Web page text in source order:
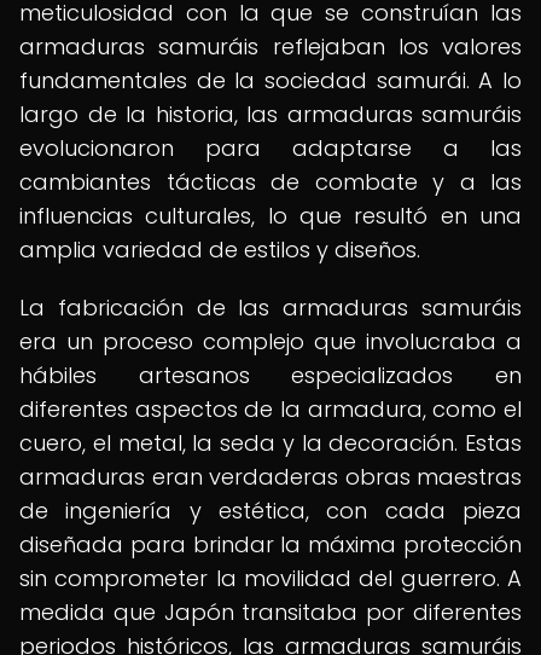
meticulosidad con la que se construían las
armaduras samuráis reflejaban los valores
fundamentales de la sociedad samurái. A lo
largo de la historia, las armaduras samuráis
evolucionaron para adaptarse a las
cambiantes tácticas de combate y a las
influencias culturales, lo que resultó en una
amplia variedad de estilos y diseños.
La fabricación de las armaduras samuráis
era un proceso complejo que involucraba a
hábiles artesanos especializados en
diferentes aspectos de la armadura, como el
cuero, el metal, la seda y la decoración. Estas
armaduras eran verdaderas obras maestras
de ingeniería y estética, con cada pieza
diseñada para brindar la máxima protección
sin comprometer la movilidad del guerrero. A
medida que Japón transitaba por diferentes
periodos históricos, las armaduras samuráis